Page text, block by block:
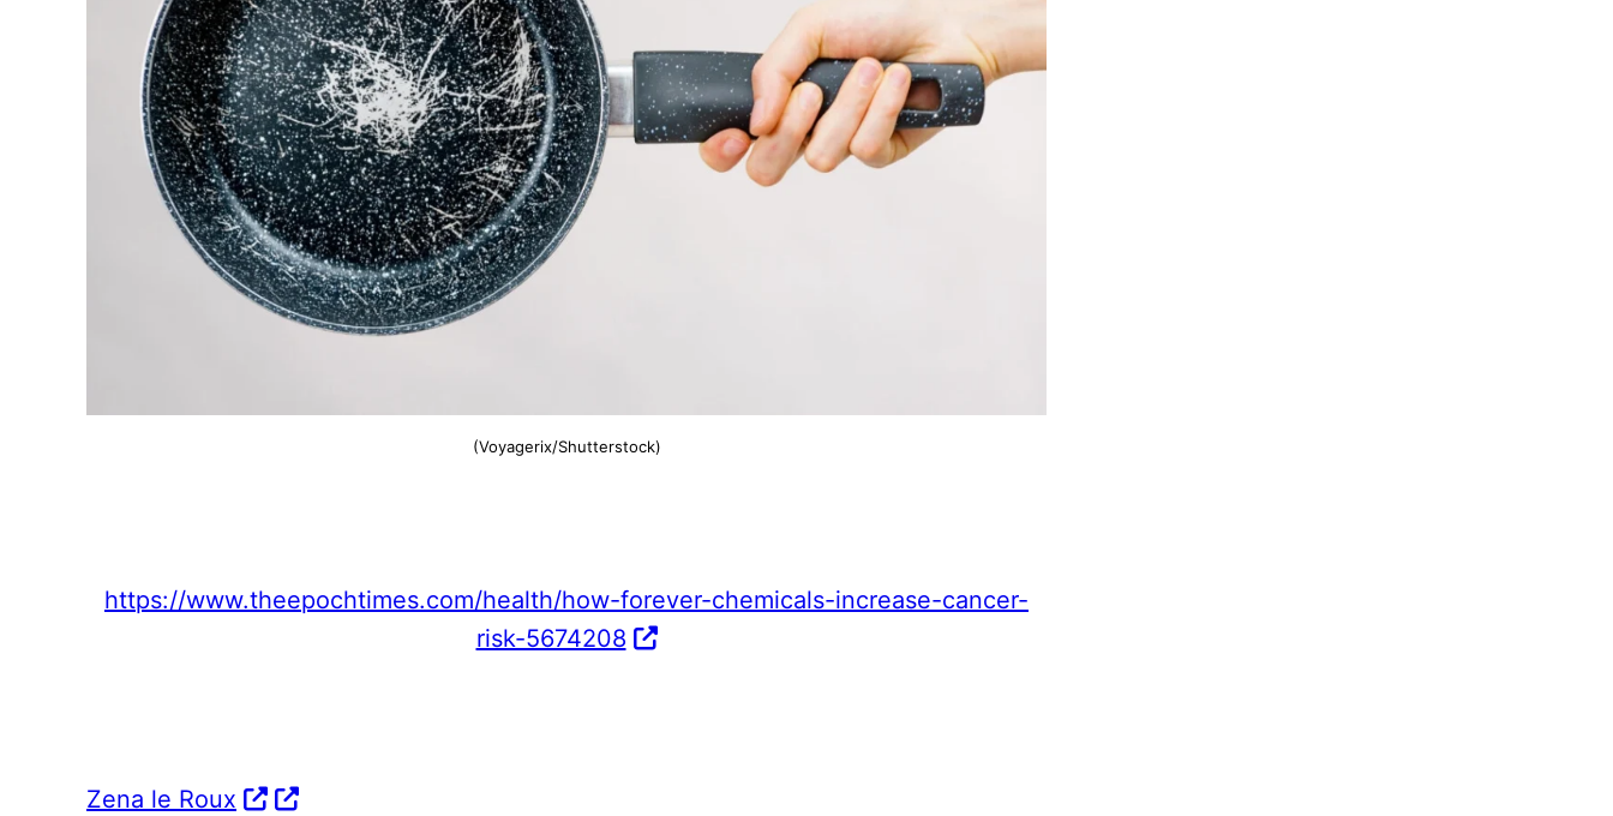
(Voyagerix/Shutterstock)
https://www.theepochtimes.com/health/how-forever-chemicals-increase-cancer-
risk-5674208
Zena le Roux